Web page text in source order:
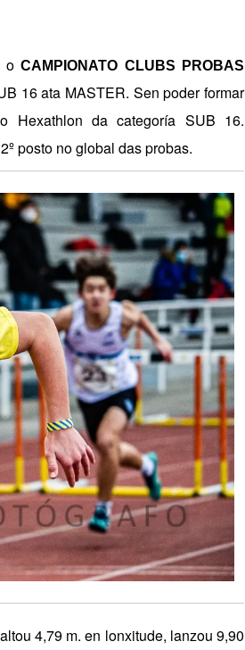
oCAMPIONATO CLUBS PROBAS
16 ata MASTER. Sen poder formar
Hexathlon da categoría SUB 16.
posto no global das probas.
4,79 m. en lonxitude, lanzou 9,90